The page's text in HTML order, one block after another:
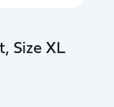
Size XL